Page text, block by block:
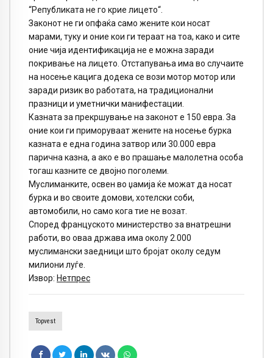
“Републиката не го крие лицето“.
Законот не ги опфаќа само жените кои носат
марами, туку и оние кои ги тераат на тоа, како и сите
оние чија идентификација не е можна заради
покривање на лицето. Отстапувања има во случаите
на носење кацига додека се вози мотор мотор или
заради ризик во работата, на традиционални
празници и уметнички манифестации.
Казната за прекршување на законот е 150 евра. За
оние кои ги приморуваат жените на носење бурка
казната е една година затвор или 30.000 евра
парична казна, а ако е во прашање малолетна особа
тогаш казните се двојно поголеми.
Муслиманките, освен во џамија ќе можат да носат
бурка и во своите домови, хотелски соби,
автомобили, но само кога тие не возат.
Според француското министерство за внатрешни
работи, во оваа држава има околу 2.000
муслимански заедници што бројат околу седум
милиони луѓе.
Извор: Нетпрес
Topvest